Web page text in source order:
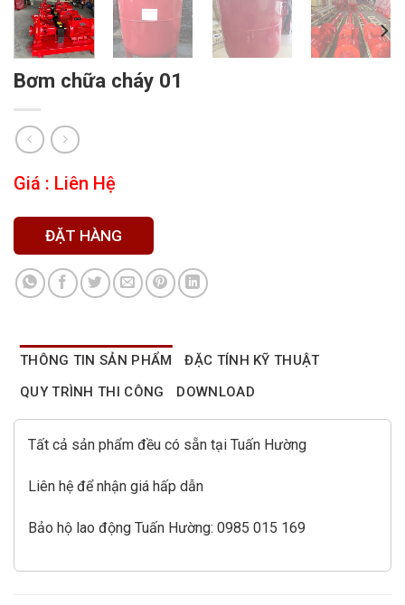
Bơm chữa cháy 01
Giá : Liên Hệ
ĐẶT HÀNG
THÔNG TIN SẢN PHẨM
ĐẶC TÍNH KỸ THUẬT
QUY TRÌNH THI CÔNG
DOWNLOAD
Tất cả sản phẩm đều có sẵn tại Tuấn Hường
Liên hệ để nhận giá hấp dẫn
Bảo hộ lao động Tuấn Hường: 0985 015 169